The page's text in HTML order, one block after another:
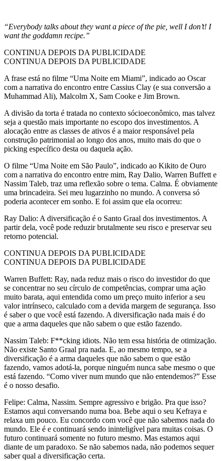
“Everybody talks about they want a piece of the pie, well I don’t! I
want the goddamn recipe.”
CONTINUA DEPOIS DA PUBLICIDADE
CONTINUA DEPOIS DA PUBLICIDADE
A frase está no filme “Uma Noite em Miami”, indicado ao Oscar
com a narrativa do encontro entre Cassius Clay (e sua conversão a
Muhammad Ali), Malcolm X, Sam Cooke e Jim Brown.
A divisão da torta é tratada no contexto sócioeconômico, mas talvez
seja a questão mais importante no escopo dos investimentos. A
alocação entre as classes de ativos é a maior responsável pela
construção patrimonial ao longo dos anos, muito mais do que o
picking específico desta ou daquela ação.
O filme “Uma Noite em São Paulo”, indicado ao Kikito de Ouro
com a narrativa do encontro entre mim, Ray Dalio, Warren Buffett e
Nassim Taleb, traz uma reflexão sobre o tema. Calma. É obviamente
uma brincadeira. Sei meu lugarzinho no mundo. A conversa só
poderia acontecer em sonho. E foi assim que ela ocorreu:
Ray Dalio: A diversificação é o Santo Graal dos investimentos. A
partir dela, você pode reduzir brutalmente seu risco e preservar seu
retorno potencial.
CONTINUA DEPOIS DA PUBLICIDADE
CONTINUA DEPOIS DA PUBLICIDADE
Warren Buffett: Ray, nada reduz mais o risco do investidor do que
se concentrar no seu círculo de competências, comprar uma ação
muito barata, aqui entendida como um preço muito inferior a seu
valor intrínseco, calculado com a devida margem de segurança. Isso
é saber o que você está fazendo. A diversificação nada mais é do
que a arma daqueles que não sabem o que estão fazendo.
Nassim Taleb: F**cking idiots. Não tem essa história de otimização.
Não existe Santo Graal pra nada. E, ao mesmo tempo, se a
diversificação é a arma daqueles que não sabem o que estão
fazendo, vamos adotá-la, porque ninguém nunca sabe mesmo o que
está fazendo. “Como viver num mundo que não entendemos?” Esse
é o nosso desafio.
Felipe: Calma, Nassim. Sempre agressivo e brigão. Pra que isso?
Estamos aqui conversando numa boa. Bebe aqui o seu Kefraya e
relaxa um pouco. Eu concordo com você que não sabemos nada do
mundo. Ele é e continuará sendo ininteligível para muitas coisas. O
futuro continuará somente no futuro mesmo. Mas estamos aqui
diante de um paradoxo. Se não sabemos nada, não podemos sequer
saber qual a diversificação certa.